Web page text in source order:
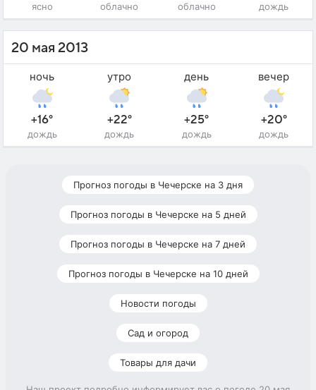
ясно облачно облачно дождь
20 мая 2013
ночь
+16°
дождь
утро
+22°
дождь
день
+25°
дождь
вечер
+20°
дождь
Прогноз погоды в Чечерске на 3 дня
Прогноз погоды в Чечерске на 5 дней
Прогноз погоды в Чечерске на 7 дней
Прогноз погоды в Чечерске на 10 дней
Новости погоды
Сад и огород
Товары для дачи